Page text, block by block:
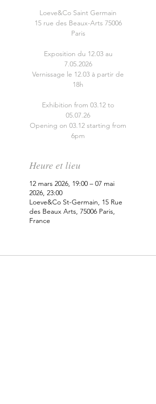
Loeve&Co Saint Germain
15 rue des Beaux-Arts 75006
Paris
Exposition du 12.03 au
7.05.2026
Vernissage le 12.03 à partir de
18h
Exhibition from 03.12 to
05.07.26
Opening on 03.12 starting from
6pm
Heure et lieu
12 mars 2026, 19:00 – 07 mai
2026, 23:00
Loeve&Co St-Germain, 15 Rue
des Beaux Arts, 75006 Paris,
France